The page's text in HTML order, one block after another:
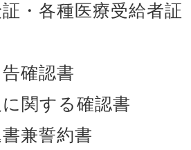
・各種医療受給者証
確認書
関する確認書
兼誓約書